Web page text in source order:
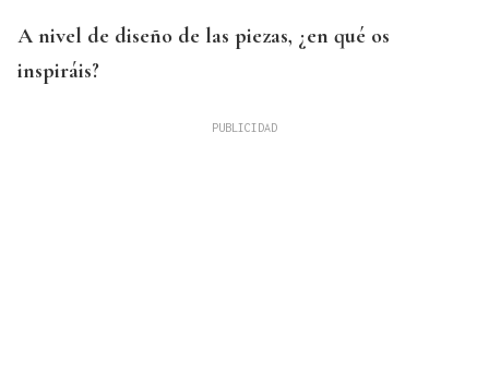
A nivel de diseño de las piezas, ¿en qué os
inspiráis?